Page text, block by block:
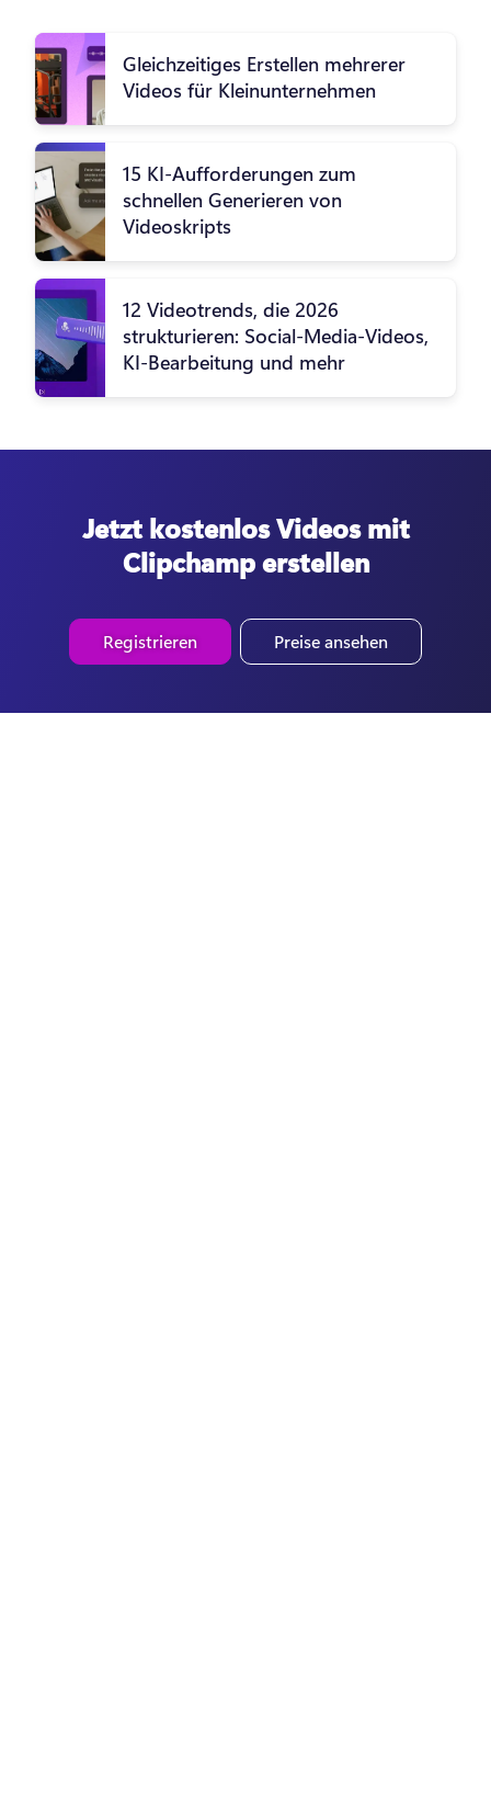
Gleichzeitiges Erstellen mehrerer
Videos für Kleinunternehmen
15 KI-Aufforderungen zum
schnellen Generieren von
Videoskripts
12 Videotrends, die 2026
strukturieren: Social-Media-Videos,
KI-Bearbeitung und mehr
Jetzt kostenlos Videos mit
Clipchamp erstellen
Registrieren Preise ansehen